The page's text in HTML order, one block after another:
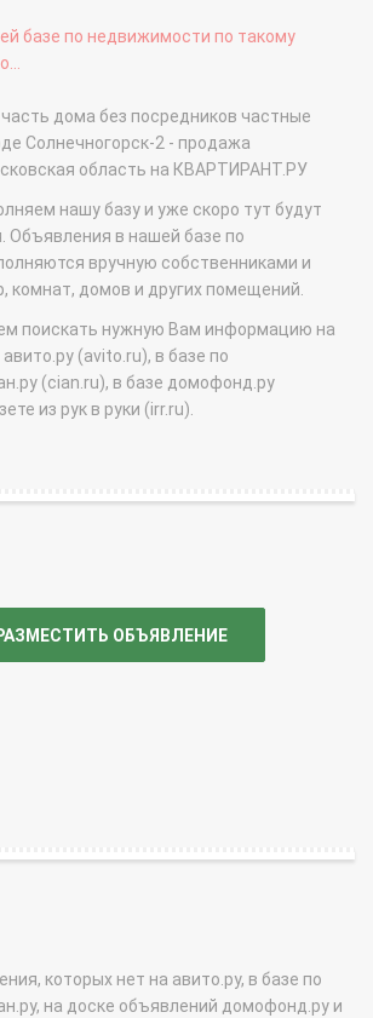
базе по недвижимости по такому
дома без посредников частные
Солнечногорск-2 - продажа
область на КВАРТИРАНТ.РУ
нашу базу и уже скоро тут будут
Объявления в нашей базе по
вручную собственниками и
комнат, домов и других помещений.
поискать нужную Вам информацию на
(avito.ru), в базе по
(cian.ru), в базе домофонд.ру
из рук в руки (irr.ru).
ОБЪЯВЛЕНИЕ
которых нет на авито.ру, в базе по
на доске объявлений домофонд.ру и